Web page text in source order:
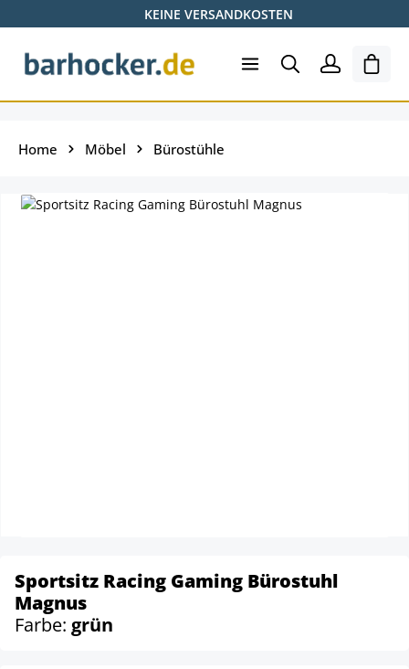
Zum Hauptinhalt springenKEINE VERSANDKOSTEN
Home Möbel Bürostühle
Sportsitz Racing Gaming Bürostuhl
Magnus
Farbe: grün